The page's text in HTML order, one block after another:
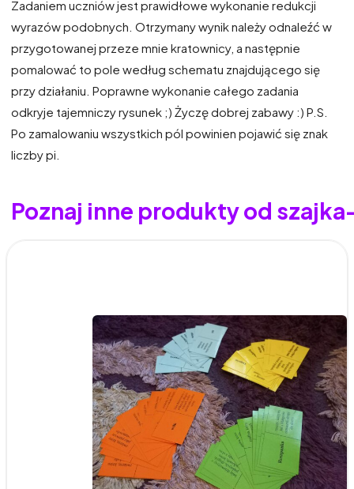
Zadaniem uczniów jest prawidłowe wykonanie redukcji
wyrazów podobnych. Otrzymany wynik należy odnaleźć w
przygotowanej przeze mnie kratownicy, a następnie
pomalować to pole według schematu znajdującego się
przy działaniu. Poprawne wykonanie całego zadania
odkryje tajemniczy rysunek ;) Życzę dobrej zabawy :) P.S.
Po zamalowaniu wszystkich pól powinien pojawić się znak
liczby pi.
Poznaj inne produkty od